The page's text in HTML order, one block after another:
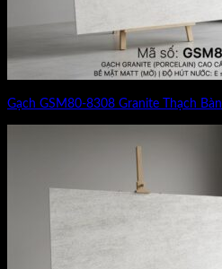
Gạch GSM80-8308 Granite Thạch Bàn